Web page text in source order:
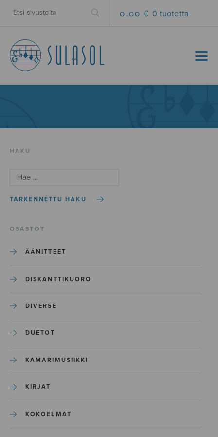
0.00 € 0 tuotetta
MENU
HAKU
TARKENNETTU HAKU
OSASTOT
ÄÄNITTEET
DISKANTTIKUORO
DIVERSE
DUETOT
KAMARIMUSIIKKI
KIRJAT
KOKOELMAT